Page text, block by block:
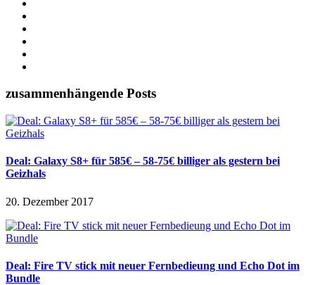
zusammenhängende Posts
Deal: Galaxy S8+ für 585€ – 58-75€ billiger als gestern bei
Geizhals
20. Dezember 2017
Deal: Fire TV stick mit neuer Fernbedieung und Echo Dot im
Bundle